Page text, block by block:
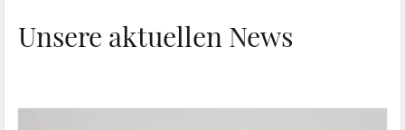
Unsere aktuellen News